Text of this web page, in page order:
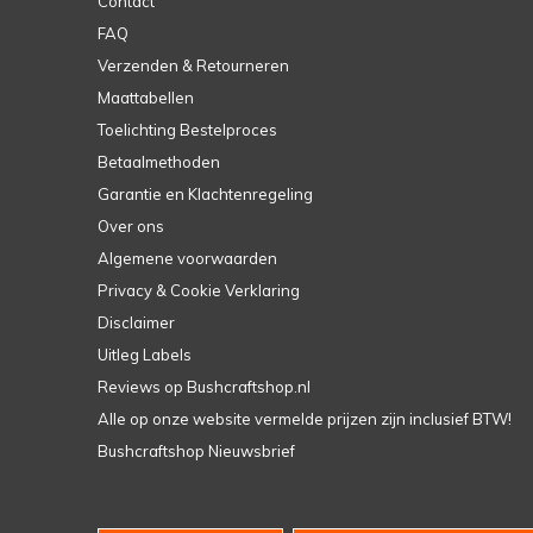
FAQ
Verzenden & Retourneren
Maattabellen
Toelichting Bestelproces
Betaalmethoden
Garantie en Klachtenregeling
Over ons
Algemene voorwaarden
Privacy & Cookie Verklaring
Disclaimer
Uitleg Labels
Reviews op Bushcraftshop.nl
Alle op onze website vermelde prijzen zijn inclusief BTW!
Bushcraftshop Nieuwsbrief